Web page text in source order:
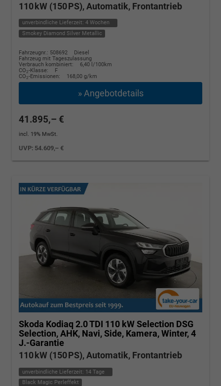
110 kW (150 PS), Automatik, Frontantrieb
unverbindliche Lieferzeit: 4 Wochen
Smokey Diamond Silver Metallic
Fahrzeugnr.: 508692
Diesel
Fahrzeug mit Tageszulassung
Verbrauch kombiniert:
6,40 l/100km
CO2-Klasse:
F
CO2-Emissionen: 168,00 g/km
» Angebotdetails
41.895,– €
incl. 19% MwSt.
UVP: 54.609,– €
Skoda Kodiaq 2.0 TDI 110 kW Selection DSG
Selection, AHK, Navi, Side, Kamera, Winter, 4
J.-Garantie
110 kW (150 PS), Automatik, Frontantrieb
unverbindliche Lieferzeit: 14 Tage
Black Magic Perleffekt